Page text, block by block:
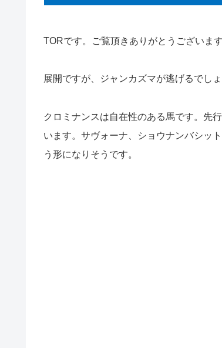
TORです。ご覧頂きありがとうございます
展開ですが、ジャンカズマが逃げるでし
クロミナンスは自在性のある馬です。先
います。サヴォーナ、ショウナンバシッ
う形になりそうです。